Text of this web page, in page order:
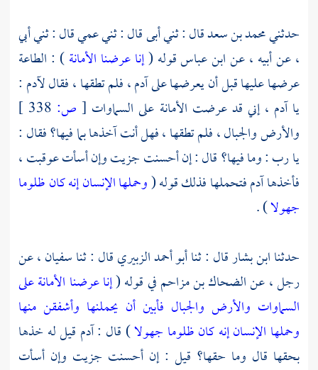
حدثنيمحمد بن سعدقال : ثني أبى قال : ثني عمي قال : ثني أبي
، عن أبيه ، عنابن عباسقوله (إنا عرضنا الأمانة) : الطاعة
عرضها عليها قبل أن يعرضها علىآدم ،فلم تطقها ، فقاللآدم :
ياآدم ،إني قد عرضت الأمانة على السماوات [ ص:
والأرض والجبال ، فلم تطقها ، فهل أنت آخذها بما فيها؟ فقال :
يا رب : وما فيها؟ قال : إن أحسنت جزيت وإن أسأت عوقبت ،
فأخذهاآدمفتحملها فذلك قوله (وحملها الإنسان إنه كان ظلوما
جهولا) .
حدثناابن بشارقال : ثناأبو أحمد الزبيريقال : ثناسفيان ،عن
رجل ، عنالضحاك بن مزاحمفي قوله (إنا عرضنا الأمانة على
السماوات والأرض والجبال فأبين أن يحملنها وأشفقن منها
وحملها الإنسان إنه كان ظلوما جهولا) قال :آدم قيل له خذها
بحقها قال وما حقها؟ قيل : إن أحسنت جزيت وإن أسأت